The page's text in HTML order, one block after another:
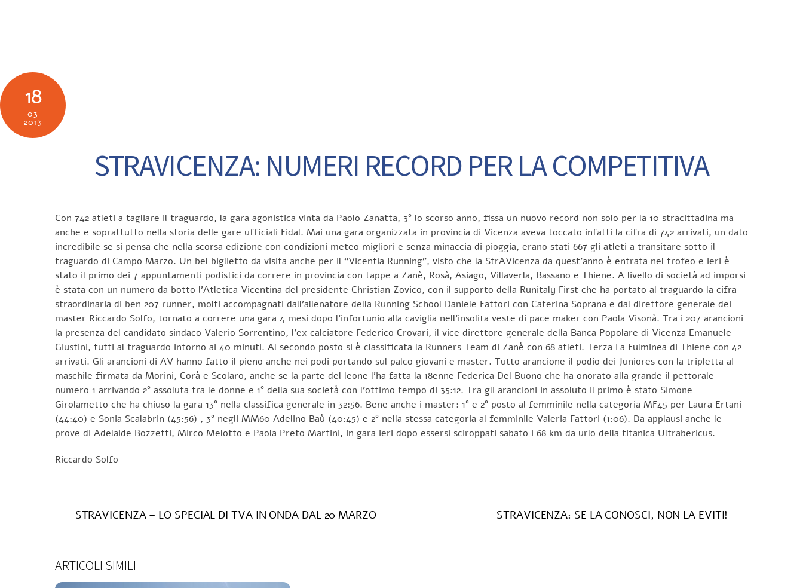
18
03
2013
STRAVICENZA: NUMERI RECORD PER LA COMPETITIVA
Con 742 atleti a tagliare il traguardo, la gara agonistica vinta da Paolo Zanatta, 3° lo scorso anno, fissa un nuovo record non solo per la 10 stracittadina ma
anche e soprattutto nella storia delle gare ufficiali Fidal. Mai una gara organizzata in provincia di Vicenza aveva toccato infatti la cifra di 742 arrivati, un dato
incredibile se si pensa che nella scorsa edizione con condizioni meteo migliori e senza minaccia di pioggia, erano stati 667 gli atleti a transitare sotto il
traguardo di Campo Marzo. Un bel biglietto da visita anche per il “Vicentia Running”, visto che la StrAVicenza da quest’anno è entrata nel trofeo e ieri è
stato il primo dei 7 appuntamenti podistici da correre in provincia con tappe a Zanè, Rosà, Asiago, Villaverla, Bassano e Thiene. A livello di società ad imporsi
è stata con un numero da botto l’Atletica Vicentina del presidente Christian Zovico, con il supporto della Runitaly First che ha portato al traguardo la cifra
straordinaria di ben 207 runner, molti accompagnati dall’allenatore della Running School Daniele Fattori con Caterina Soprana e dal direttore generale dei
master Riccardo Solfo, tornato a correre una gara 4 mesi dopo l’infortunio alla caviglia nell’insolita veste di pace maker con Paola Visonà. Tra i 207 arancioni
la presenza del candidato sindaco Valerio Sorrentino, l’ex calciatore Federico Crovari, il vice direttore generale della Banca Popolare di Vicenza Emanuele
Giustini, tutti al traguardo intorno ai 40 minuti. Al secondo posto si è classificata la Runners Team di Zanè con 68 atleti. Terza La Fulminea di Thiene con 42
arrivati. Gli arancioni di AV hanno fatto il pieno anche nei podi portando sul palco giovani e master. Tutto arancione il podio dei Juniores con la tripletta al
maschile firmata da Morini, Corà e Scolaro, anche se la parte del leone l’ha fatta la 18enne Federica Del Buono che ha onorato alla grande il pettorale
numero 1 arrivando 2° assoluta tra le donne e 1° della sua società con l’ottimo tempo di 35:12. Tra gli arancioni in assoluto il primo è stato Simone
Girolametto che ha chiuso la gara 13° nella classifica generale in 32:56. Bene anche i master: 1° e 2° posto al femminile nella categoria MF45 per Laura Ertani
(44:40) e Sonia Scalabrin (45:56) , 3° negli MM60 Adelino Baù (40:45) e 2° nella stessa categoria al femminile Valeria Fattori (1:06). Da applausi anche le
prove di Adelaide Bozzetti, Mirco Melotto e Paola Preto Martini, in gara ieri dopo essersi sciroppati sabato i 68 km da urlo della titanica Ultrabericus.
Riccardo Solfo
STRAVICENZA – LO SPECIAL DI TVA IN ONDA DAL 20 MARZO STRAVICENZA: SE LA CONOSCI, NON LA EVITI!
ARTICOLI SIMILI